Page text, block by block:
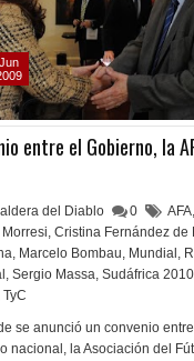
entre el Gobierno, la
del Diablo 0 AFA,
, Cristina Fernández de
, Marcelo Bombau, Mundial ,
, Sergio Massa, Sudáfrica 2010
TyC
se anunció un convenio entre
nacional, la Asociación del
Jun